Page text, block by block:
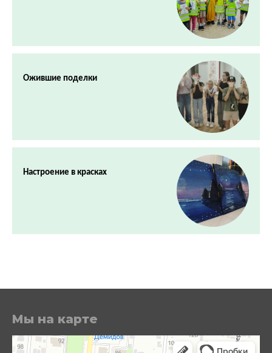
Ожившие поделки
Настроение в красках
Мы на карте